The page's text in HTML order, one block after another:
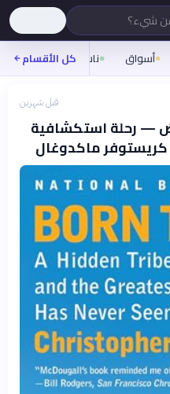
شيء؟
أسواق ناس روح
كل الأقسام
قبل شهرين
— رحلة استكشافية
ماكدوغال